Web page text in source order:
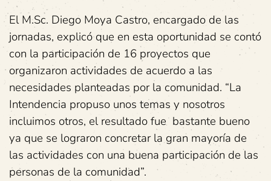
El M.Sc. Diego Moya Castro, encargado de las
jornadas, explicó que en esta oportunidad se contó
con la participación de 16 proyectos que
organizaron actividades de acuerdo a las
necesidades planteadas por la comunidad. “La
Intendencia propuso unos temas y nosotros
incluimos otros, el resultado fue bastante bueno
ya que se lograron concretar la gran mayoría de
las actividades con una buena participación de las
personas de la comunidad”.